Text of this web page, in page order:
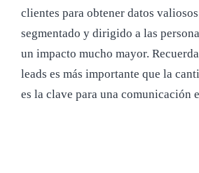
clientes para obtener datos
segmentado y dirigido a las
un impacto mucho mayor.
leads es más importante que la
es la clave para una comunicación